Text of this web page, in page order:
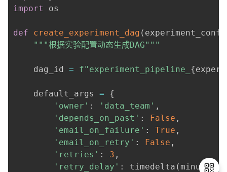
import
os
def create_experiment_dag (
"""根据实验配置动态生成DAG"""
    dag_id
= f"experiment_pipeline_ {
    default_args
=
{
'owner' : 'data_team' ,
'depends_on_past' : False ,
'email_on_failure' : True ,
'email_on_retry' : False ,
'retries' : 3 ,
'retry_delay' : timedelta ( minutes =